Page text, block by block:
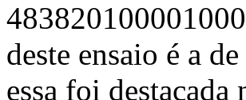
deste ensaio é a
essa foi